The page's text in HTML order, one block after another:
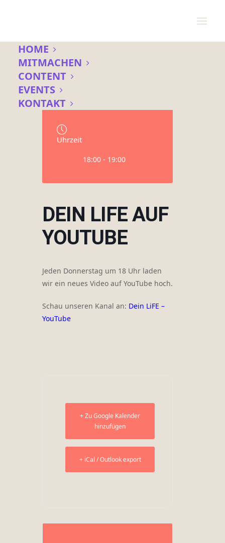
HOME
MITMACHEN
CONTENT
EVENTS
KONTAKT
Datum
Uhrzeit
18:00 - 19:00
DEIN LIFE AUF
YOUTUBE
Jeden Donnerstag um 18 Uhr laden
wir ein neues Video auf YouTube hoch.
Schau unseren Kanal an: Dein LiFE –
YouTube
+ Zu Google Kalender
hinzufügen
+ iCal / Outlook export